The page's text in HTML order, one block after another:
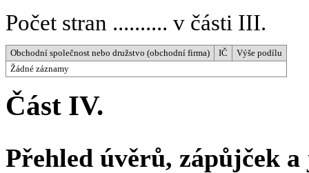
Počet stran .......... v části III.
Obchodní společnost nebo družstvo (obchodní firma) IČ
Výše podílu
Žádné záznamy
Část IV.
Přehled úvěrů, zápůjček